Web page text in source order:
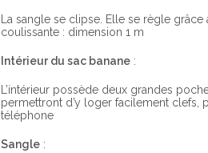
La sangle se clipse. Elle se règle grâce
coulissante : dimension 1 m
Intérieur du sac banane :
L’intérieur possède deux grandes
permettront d’y loger facilement clefs,
téléphone
Sangle :